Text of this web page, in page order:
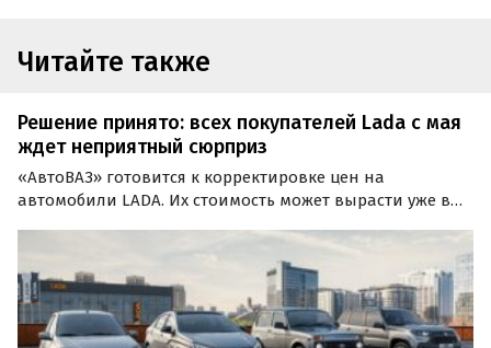
Читайте также
Решение принято: всех покупателей Lada с мая
ждет неприятный сюрприз
«АвтоВАЗ» готовится к корректировке цен на
автомобили LADA. Их стоимость может вырасти уже в